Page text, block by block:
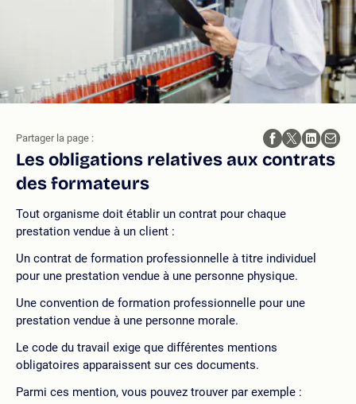
Les obligations relatives aux contrats
des formateurs
Tout organisme doit établir un contrat pour chaque
prestation vendue à un client :
Un contrat de formation professionnelle à titre individuel
pour une prestation vendue à une personne physique.
Une convention de formation professionnelle pour une
prestation vendue à une personne morale.
Le code du travail exige que différentes mentions
obligatoires apparaissent sur ces documents.
Parmi ces mention, vous pouvez trouver par exemple :
Partager la page :